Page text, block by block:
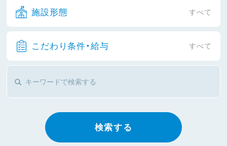
施設形態 すべて
こだわり条件・給与 すべて
検索する